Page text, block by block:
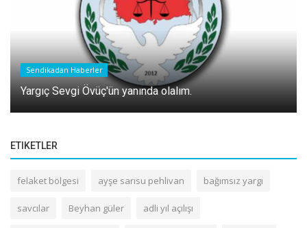
Sendikadan Haberler
Yargıç Sevgi Övüç'ün yanında olalım.
ETIKETLER
felaket bölgesi ayşe sarısu pehlivan bağımsız yargı
savcılar Beyhan güler adli yıl açılışı